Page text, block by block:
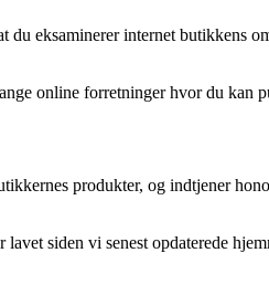
du eksaminerer internet butikkens
online forretninger hvor du kan
produkter, og indtjener
siden vi senest opdaterede